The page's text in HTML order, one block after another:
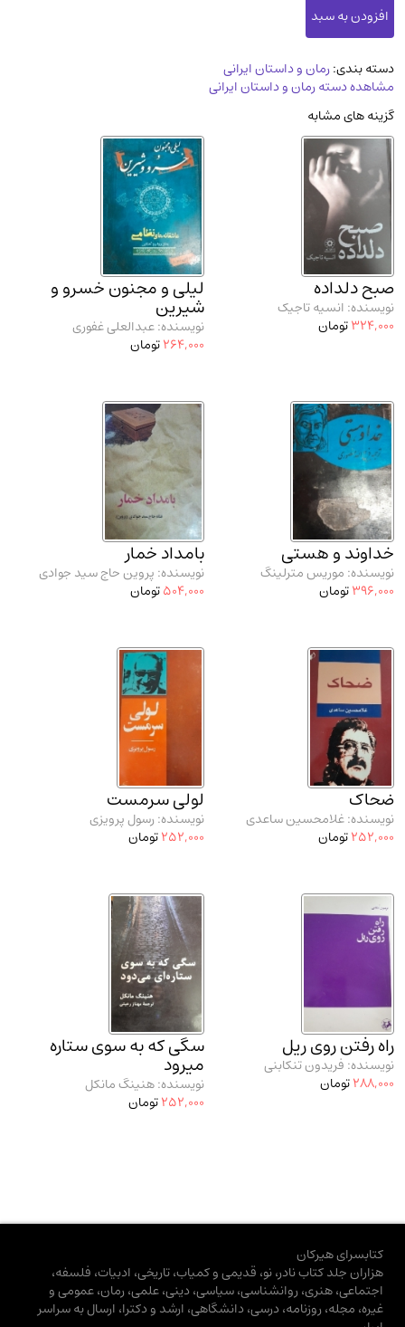
جغرافیا(9)
استخدامی و کاریابی دولتی و خصوصی.سوالـات
و آزمونها(2)
آموزشی و کنکوری
مدرسان شریف و انتشارت ارشد کتاب‌های..
دانشگاه پیامـ نور
دسته بندی:رمان و داستان ایرانی
مشاهده دسته رمان و داستان ایرانی
گزینه های مشابه
صبح دلداده
نویسنده: انسیه تاجیک
324,000تومان
لیلی و مجنون خسرو و
شیرین
نویسنده: عبدالعلی غفوری
264,000تومان
خداوند و هستی
نویسنده: موریس مترلینگ
396,000تومان
بامداد خمار
نویسنده: پروین حاج سید جوادی
504,000تومان
ضحاک
نویسنده: غلامحسین ساعدی
252,000تومان
لولی سرمست
نویسنده: رسول پرویزی
252,000تومان
راه رفتن روی ریل
نویسنده: فریدون تنکابنی
288,000تومان
سگی که به سوی ستاره
میرود
نویسنده: هنینگ مانکل
252,000تومان
کتابسرای هیرکان
هزاران جلد کتاب نادر، نو، قدیمی و کمیاب، تاریخی، ادبیات، فلسفه،
اجتماعی، هنری، روانشناسی، سیاسی، دینی، علمی، رمان، عمومی و
غیره، مجله، روزنامه، درسی، دانشگاهی، ارشد و دکترا، ارسال به سراسر